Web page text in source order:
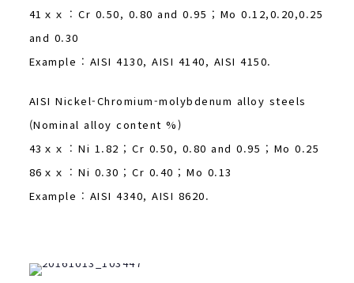
41ｘｘ : Cr 0.50, 0.80 and 0.95 ; Mo 0.12,0.20,0.25
and 0.30
Example : AISI 4130, AISI 4140, AISI 4150.
AISI Nickel-Chromium-molybdenum alloy steels
(Nominal alloy content %)
43ｘｘ : Ni 1.82 ; Cr 0.50, 0.80 and 0.95 ; Mo 0.25
86ｘｘ : Ni 0.30 ; Cr 0.40 ; Mo 0.13
Example : AISI 4340, AISI 8620.